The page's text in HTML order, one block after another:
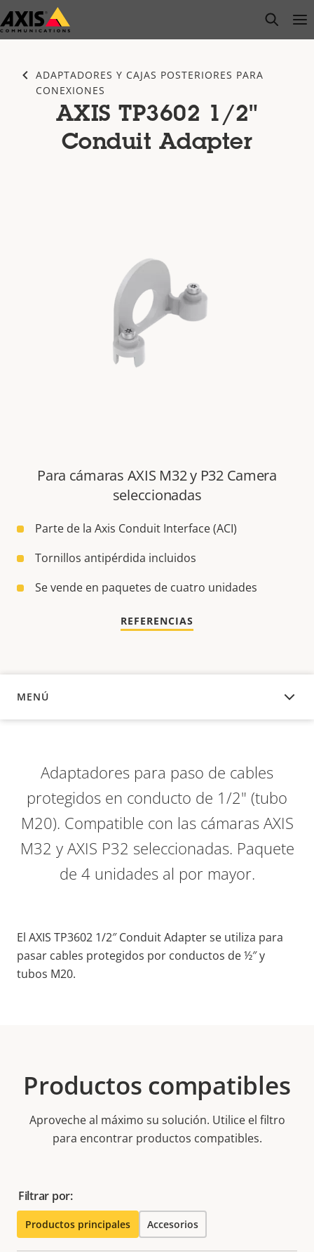
Saltar
al
open
ADAPTADORES Y CAJAS POSTERIORES PARA
CONEXIONES
AXIS TP3602 1/2"
Conduit Adapter
Para cámaras AXIS M32 y P32 Camera
seleccionadas
Parte de la Axis Conduit Interface (ACI)
Tornillos antipérdida incluidos
Se vende en paquetes de cuatro unidades
REFERENCIAS
MENÚ
DESCRIPCIÓN
Adaptadores para paso de cables
protegidos en conducto de 1/2" (tubo
M20). Compatible con las cámaras AXIS
M32 y AXIS P32 seleccionadas. Paquete
de 4 unidades al por mayor.
El AXIS TP3602 1/2″ Conduit Adapter se utiliza para
pasar cables protegidos por conductos de ½″ y
tubos M20.
Productos compatibles
Aproveche al máximo su solución. Utilice el filtro
para encontrar productos compatibles.
Filtrar por:
Productos principales Accesorios